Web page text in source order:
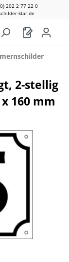
202 2 77 22 0
klar.de
2-stellig
160 mm